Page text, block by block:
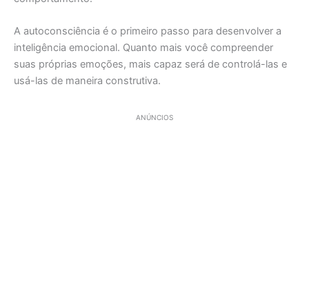
A autoconsciência é o primeiro passo para desenvolver a
inteligência emocional. Quanto mais você compreender
suas próprias emoções, mais capaz será de controlá-las e
usá-las de maneira construtiva.
ANÚNCIOS